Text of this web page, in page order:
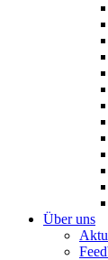
Über uns